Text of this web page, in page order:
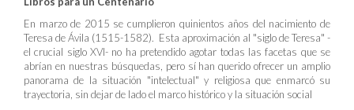
En marzo de 2015 se cumplieron quinientos años del nacimiento de
Teresa de Ávila (1515-1582). Esta aproximación al "siglo de Teresa" -
el crucial siglo XVI- no ha pretendido agotar todas las facetas que se
abrían en nuestras búsquedas, pero sí han querido ofrecer un amplio
panorama de la situación "intelectual" y religiosa que enmarcó su
trayectoria, sin dejar de lado el marco histórico y la situación social